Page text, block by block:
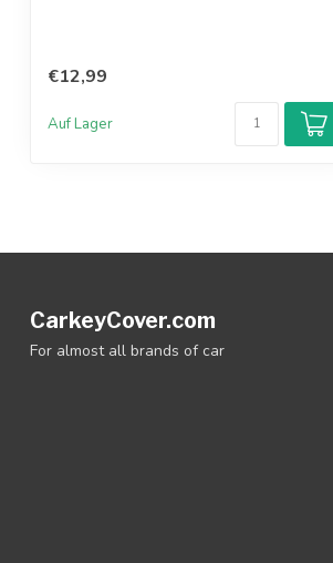
€12,99
Auf Lager
CarkeyCover.com
For almost all brands of car